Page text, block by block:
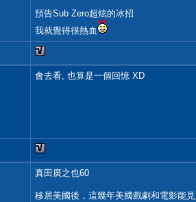
預告Sub Zero超炫的冰招
我就覺得很熱血
會去看, 也算是一個回憶 XD
真田廣之也60
移居美國後，這幾年美國戲劇和電影能